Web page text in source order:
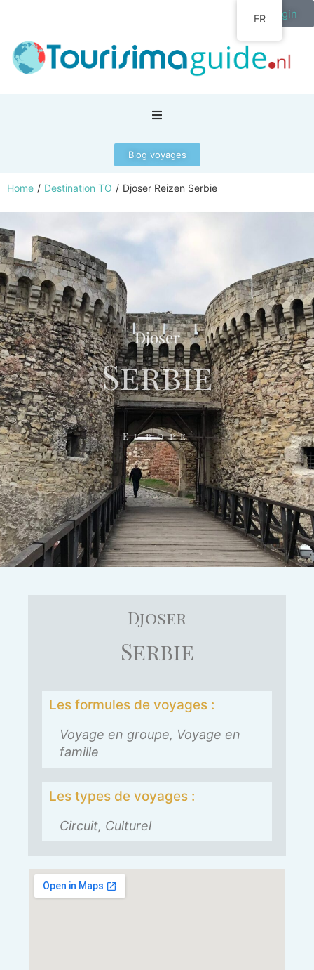
Login
Blog voyages
Home / Destination TO / Djoser Reizen Serbie
Djoser
Serbie
Europe
Djoser
Serbie
Les formules de voyages :
Voyage en groupe, Voyage en
famille
Les types de voyages :
Circuit, Culturel
FR